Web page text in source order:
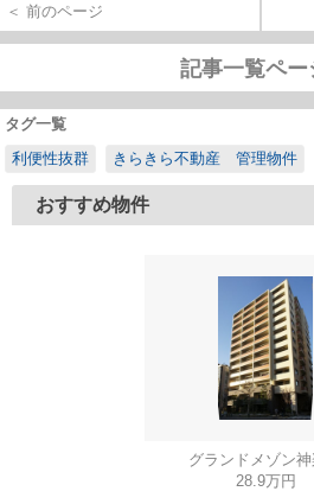
＜ 前のページ
記事一覧ペー
タグ一覧
利便性抜群
きらきら不動産 管理物件
おすすめ物件
グランドメゾン
28.9万円